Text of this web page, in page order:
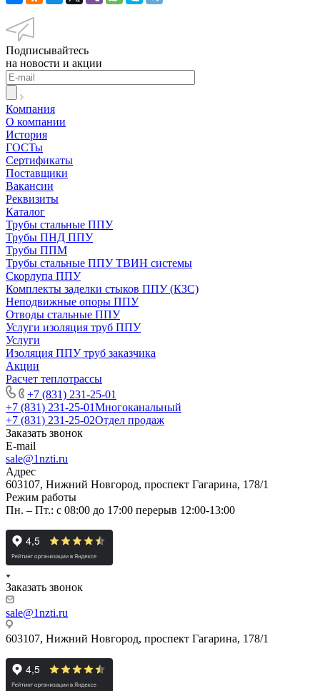
Подписывайтесь
на новости и акции
Компания
О компании
История
ГОСТы
Сертификаты
Поставщики
Вакансии
Реквизиты
Каталог
Трубы стальные ППУ
Трубы ПНД ППУ
Трубы ППМ
Трубы стальные ППУ ТВИН системы
Скорлупа ППУ
Комплекты заделки стыков ППУ (КЗС)
Неподвижные опоры ППУ
Отводы стальные ППУ
Услуги изоляция труб ППУ
Услуги
Изоляция ППУ труб заказчика
Акции
Расчет теплотрассы
+7 (831) 231-25-01
+7 (831) 231-25-01Многоканальный
+7 (831) 231-25-02Отдел продаж
Заказать звонок
E-mail
sale@1nzti.ru
Адрес
603107, Нижний Новгород, проспект Гагарина, 178/1
Режим работы
Пн. – Пт.: с 08:00 до 17:00 перерыв 12:00-13:00
Заказать звонок
sale@1nzti.ru
603107, Нижний Новгород, проспект Гагарина, 178/1